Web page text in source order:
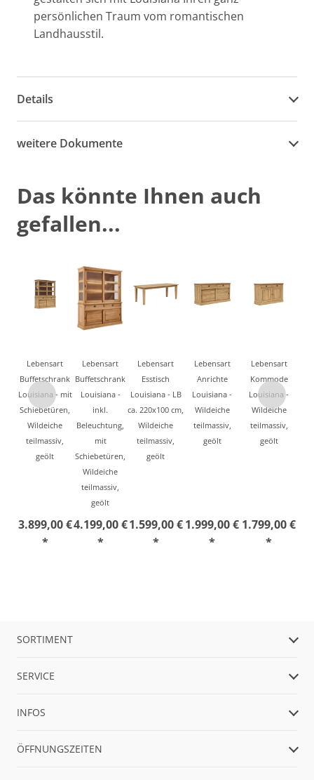
persönlichen Traum vom romantischen
Landhausstil.
Details
weitere Dokumente
Das könnte Ihnen auch
gefallen...
Lebensart
Buffetschrank
Louisiana - mit
Schiebetüren,
Wildeiche
teilmassiv,
geölt
3.899,00 €
*
Lebensart
Buffetschrank
Louisiana -
inkl.
Beleuchtung,
mit
Schiebetüren,
Wildeiche
teilmassiv,
geölt
4.199,00 €
*
Lebensart
Esstisch
Louisiana - LB
ca. 220x100 cm,
Wildeiche
teilmassiv,
geölt
1.599,00 €
*
Lebensart
Anrichte
Louisiana -
Wildeiche
teilmassiv,
geölt
1.999,00 €
*
Lebensart
Kommode
Louisiana -
Wildeiche
teilmassiv,
geölt
1.799,00 €
*
SORTIMENT
SERVICE
INFOS
ÖFFNUNGSZEITEN